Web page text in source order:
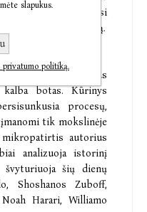
kirminas ryžtasi
– savo – sumanymą.
Jono Valatkevičiaus
botas. Kūrinys
procesų,
tik mokslinėje
mikropatirtis autorius
analizuoja istorinį
švyturiuoja šių dienų
Shoshanos Zuboff,
Harari, Williamo
slapukus.
politiką.